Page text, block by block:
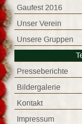
Gaufest 2016
Unser Verein
Unsere Gruppen
Presseberichte
Bildergalerie
Kontakt
Impressum